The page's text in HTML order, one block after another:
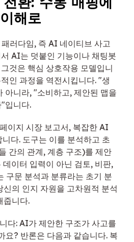
해로
러다임, 즉 AI 네이티브 사고
AI는 덧붙인 기능이나 채팅봇
것은 핵심 상호작용 모델입니
인 과정을 역전시킵니다. "생
아니라, "소비하고, 제안된 맵을
입니다.
이지 시장 보고서, 복잡한 AI
다. 도구는 이를 분석하고 초
간의 관계, 계층 구조)를 제안
데이터 입력이 아닌 검토, 비판,
구문 분석과 분류라는 초기 분
신의 인지 자원을 고차원적 분석
줍니다.
다: AI가 제안한 구조가 사고를
요? 반론은 다음과 같습니다. 복